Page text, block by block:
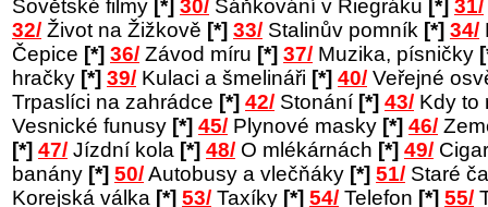
Sovětské filmy [*] 30/ Sáňkování v Riegráku [*] 31/
32/ Život na Žižkově [*] 33/ Stalinův pomník [*] 34/
Čepice [*] 36/ Závod míru [*] 37/ Muzika, písničky
hračky [*] 39/ Kulaci a šmelináři [*] 40/ Veřejné
Trpaslíci na zahrádce [*] 42/ Stonání [*] 43/ Kdy to
Vesnické funusy [*] 45/ Plynové masky [*] 46/
[*] 47/ Jízdní kola [*] 48/ O mlékárnách [*] 49/
banány [*] 50/Autobusy a vlečňáky [*] 51/ Staré
Korejská válka [*] 53/ Taxíky [*] 54/ Telefon [*] 55/